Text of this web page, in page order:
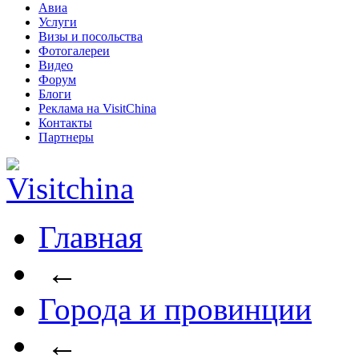
Авиа
Услуги
Визы и посольства
Фотогалереи
Видео
Форум
Блоги
Реклама на VisitChina
Контакты
Партнеры
Главная
←
Города и провинции
←